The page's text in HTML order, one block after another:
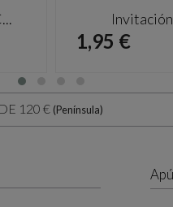
Precio
1,95 €
120 € (Península)